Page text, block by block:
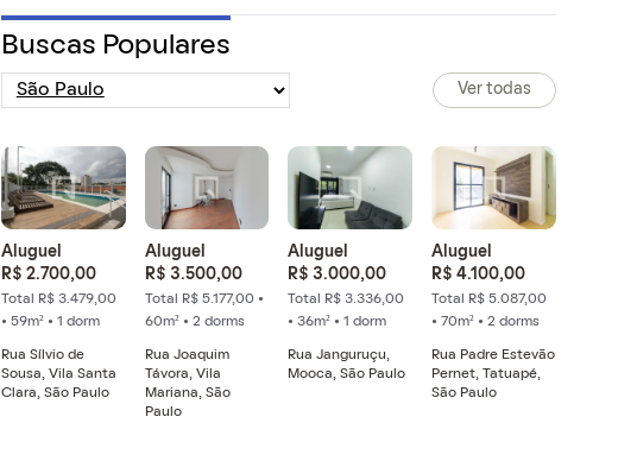
Buscas Populares
Ver todas
Aluguel
R$ 2.700,00
Total R$ 3.479,00
• 59m² • 1 dorm
Rua Sílvio de
Sousa, Vila Santa
Clara, São Paulo
Aluguel
R$ 3.500,00
Total R$ 5.177,00 •
60m² • 2 dorms
Rua Joaquim
Távora, Vila
Mariana, São
Paulo
Aluguel
R$ 3.000,00
Total R$ 3.336,00
• 36m² • 1 dorm
Rua Janguruçu,
Mooca, São Paulo
Aluguel
R$ 4.100,00
Total R$ 5.087,00
• 70m² • 2 dorms
Rua Padre Estevão
Pernet, Tatuapé,
São Paulo